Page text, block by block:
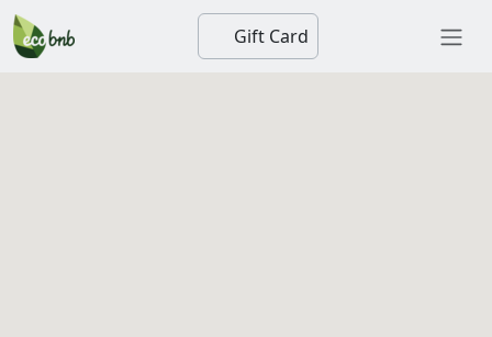
Gift Card